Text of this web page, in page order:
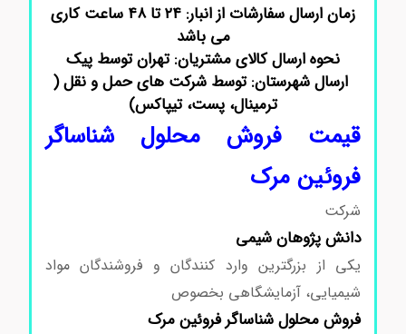
زمان ارسال سفارشات از انبار: ۲۴ تا ۴۸ ساعت کاری
می باشد
نحوه ارسال کالای مشتریان: تهران توسط پیک
ارسال شهرستان: توسط شرکت های حمل و نقل (
ترمینال، پست، تیپاکس)
قیمت فروش محلول شناساگر
فروئین مرک
شرکت
دانش پژوهان شیمی
یکی از بزرگترین وارد کنندگان و فروشندگان مواد
شیمیایی، آزمایشگاهی بخصوص
فروش محلول شناساگر فروئین مرک